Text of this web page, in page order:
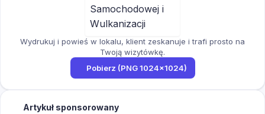
Wydrukuj i powieś w lokalu, klient zeskanuje i trafi prosto na
Twoją wizytówkę.
Pobierz (PNG 1024×1024)
Artykuł sponsorowany